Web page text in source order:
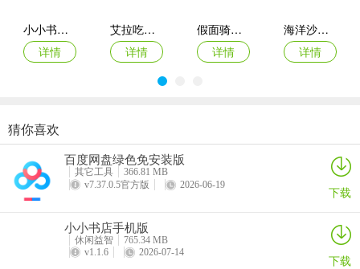
小小书店手机版
详情
艾拉吃播模拟器
详情
假面骑士ZZZ变身模拟器手机版
详情
海洋沙盒模拟器
详情
好运小羊2026最新版本
详情
一箭清屏(弓箭射击游戏)
详情
塔塔怪兽游戏
遗忘之丘幻灭
猜你喜欢
百度网盘绿色免安装版
其它工具
366.81 MB
v7.37.0.5官方版
2026-06-19 下载
小小书店手机版
休闲益智
765.34 MB
v1.1.6
2026-07-14 下载